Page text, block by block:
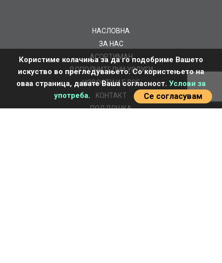
НАСЛОВНА
ЗА НАС
AСОРТИМАН
ДОПОЛНИТЕЛНИ УСЛУГИ
НОВОСТИ И БЛОГ
KOНТАКТ
ПОДДРШКА
Користиме колачиња за да го подобриме Вашето
искуство во прегледувањето. Со користењето на
оваа страница, давате Ваша согласност. Услови за
употреба. Се согласувам